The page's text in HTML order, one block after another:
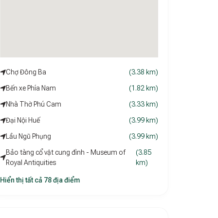
Chợ Đông Ba (3.38 km)
Bến xe Phía Nam (1.82 km)
Nhà Thờ Phú Cam (3.33 km)
Đại Nội Huế (3.99 km)
Lầu Ngũ Phụng (3.99 km)
Bảo tàng cổ vật cung đình - Museum of
Royal Antiquities
(3.85
km)
Hiển thị tất cả 78 địa điểm